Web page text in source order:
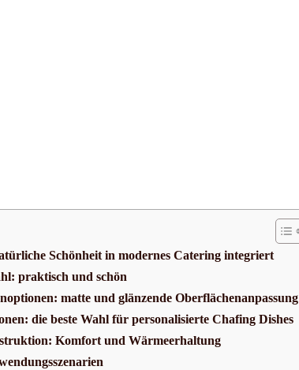
Schönheit in modernes Catering integriert
praktisch und schön
matte und glänzende Oberflächenanpassung
die beste Wahl für personalisierte Chafing Dishes
Komfort und Wärmeerhaltung